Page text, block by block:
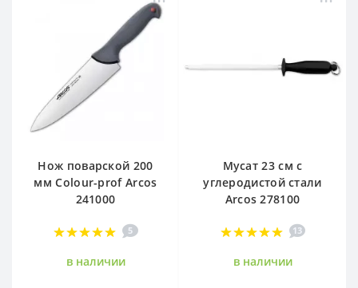
Нож поварской 200
мм Сolour-prof Arcos
241000
5
в наличии
Мусат 23 см с
углеродистой стали
Arcos 278100
13
в наличии